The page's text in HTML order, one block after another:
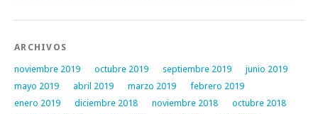
ARCHIVOS
noviembre 2019 octubre 2019 septiembre 2019
junio 2019
mayo 2019
abril 2019 marzo 2019
febrero 2019
enero 2019
diciembre 2018 noviembre 2018
octubre 2018